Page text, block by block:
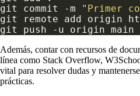
git commit -m
"Primer
Además, contar con recursos de
línea como Stack Overflow,
vital para resolver dudas y
prácticas.